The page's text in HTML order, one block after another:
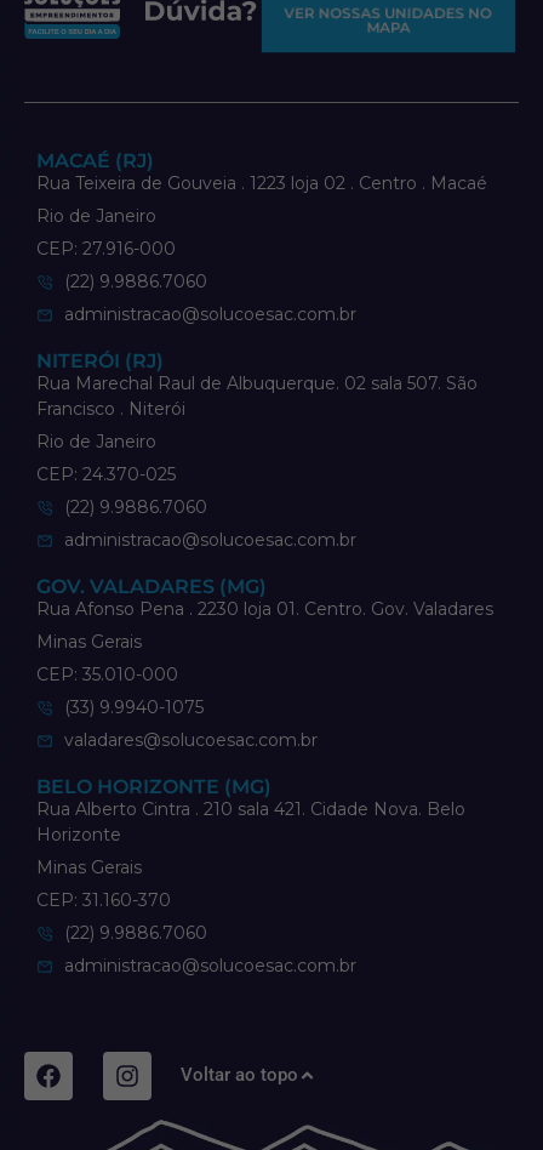
VER NOSSAS UNIDADES NO
MAPA
MACAÉ (RJ)
Rua Teixeira de Gouveia . 1223 loja 02 . Centro . Macaé
Rio de Janeiro
CEP: 27.916-000
(22) 9.9886.7060
administracao@solucoesac.com.br
NITERÓI (RJ)
Rua Marechal Raul de Albuquerque. 02 sala 507. São
Francisco . Niterói
Rio de Janeiro
CEP: 24.370-025
(22) 9.9886.7060
administracao@solucoesac.com.br
GOV. VALADARES (MG)
Rua Afonso Pena . 2230 loja 01. Centro. Gov. Valadares
Minas Gerais
CEP: 35.010-000
(33) 9.9940-1075
valadares@solucoesac.com.br
BELO HORIZONTE (MG)
Rua Alberto Cintra . 210 sala 421. Cidade Nova. Belo
Horizonte
Minas Gerais
CEP: 31.160-370
(22) 9.9886.7060
administracao@solucoesac.com.br
Voltar ao topo